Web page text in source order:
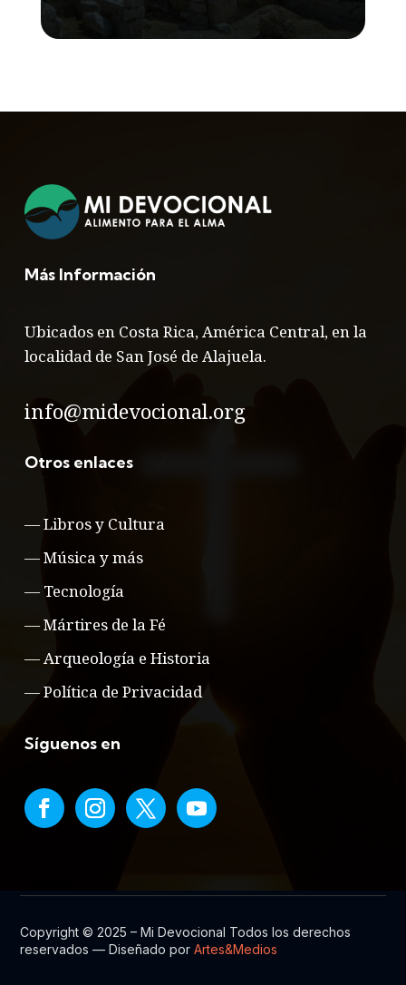
Más Información
Ubicados en Costa Rica, América Central, en la
localidad de San José de Alajuela.
info@midevocional.org
Otros enlaces
—Libros y Cultura
—Música y más
— Tecnología
—Mártires de la Fé
—Arqueología e Historia
—Política de Privacidad
Síguenos en
Copyright © 2025 – Mi Devocional Todos los derechos
reservados — Diseñado porArtes&Medios